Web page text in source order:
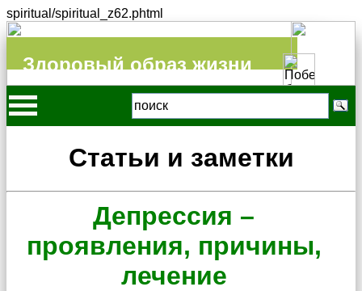
spiritual/spiritual_z62.phtml
Здоровый образ жизни
Статьи и заметки
Депрессия –
проявления, причины,
лечение